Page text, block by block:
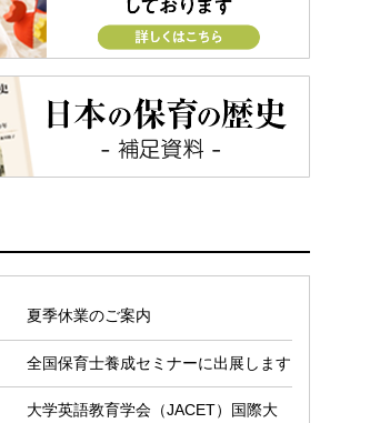
夏季休業のご案内
全国保育士養成セミナーに出展します
大学英語教育学会（JACET）国際大